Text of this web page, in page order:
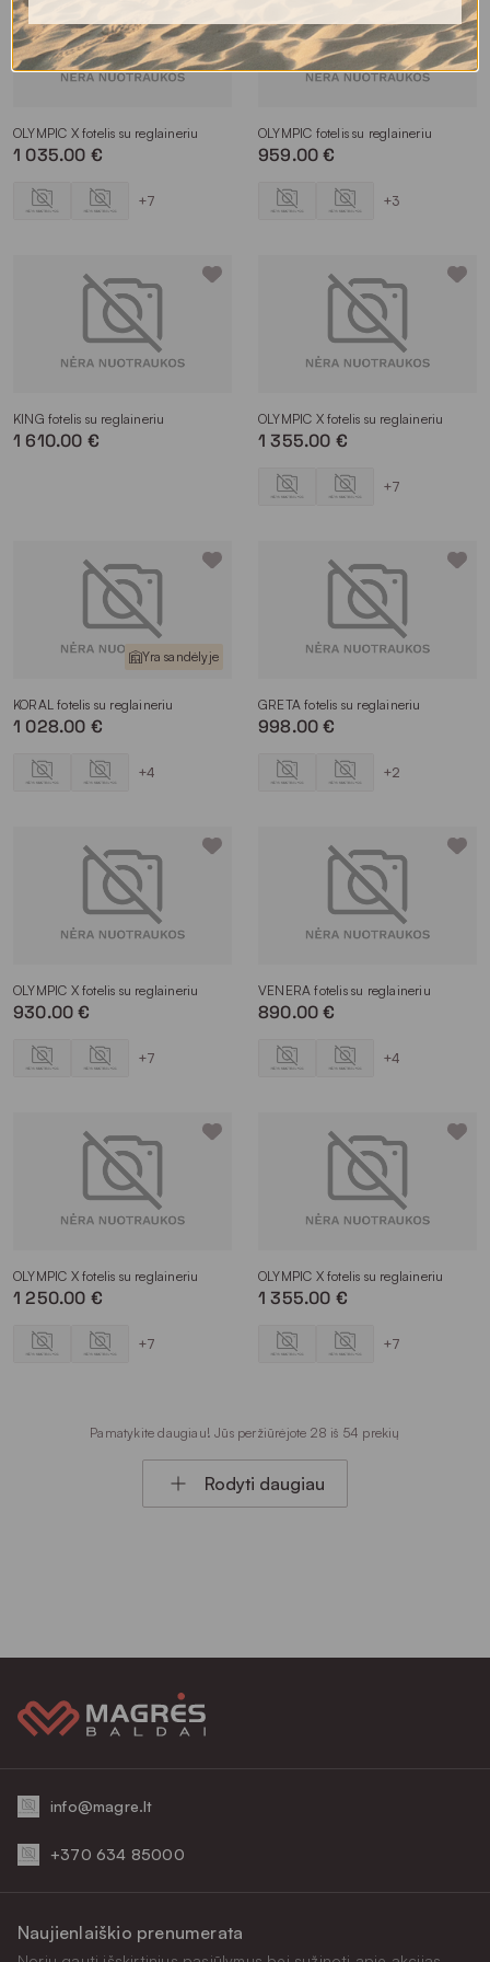
OLYMPIC X fotelis su reglaineriu
1 035.00 €
+7
OLYMPIC fotelis su reglaineriu
959.00 €
+3
KING fotelis su reglaineriu
1 610.00 €
OLYMPIC X fotelis su reglaineriu
1 355.00 €
+7
Yra sandėlyje
KORAL fotelis su reglaineriu
1 028.00 €
+4
GRETA fotelis su reglaineriu
998.00 €
+2
OLYMPIC X fotelis su reglaineriu
930.00 €
+7
VENERA fotelis su reglaineriu
890.00 €
+4
OLYMPIC X fotelis su reglaineriu
1 250.00 €
+7
OLYMPIC X fotelis su reglaineriu
1 355.00 €
+7
Pamatykite daugiau! Jūs peržiūrėjote 28 iš 54 prekių
Rodyti daugiau
info@magre.lt
+370 634 85000
Naujienlaiškio prenumerata